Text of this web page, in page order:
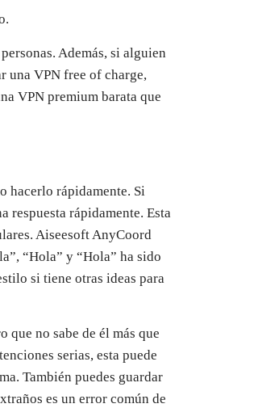
Además, si alguien
una VPN free of charge,
VPN premium barata que
hacerlo rápidamente. Si
respuesta rápidamente. Esta
Aiseesoft AnyCoord
“Hola” y “Hola” ha sido
si tiene otras ideas para
no sabe de él más que
serias, esta puede
También puedes guardar
es un error común de